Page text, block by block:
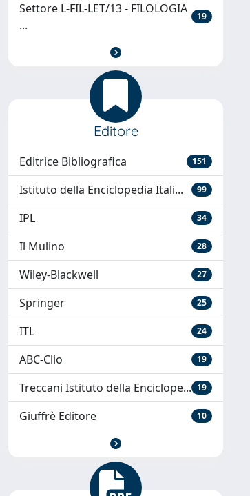
Settore L-FIL-LET/13 - FILOLOGIA
...
19
Editore
Editrice Bibliografica 151
Istituto della Enciclopedia Itali... 99
IPL 34
Il Mulino 28
Wiley-Blackwell 27
Springer 25
ITL 24
ABC-Clio 19
Treccani Istituto della Enciclope... 19
Giuffrè Editore 10